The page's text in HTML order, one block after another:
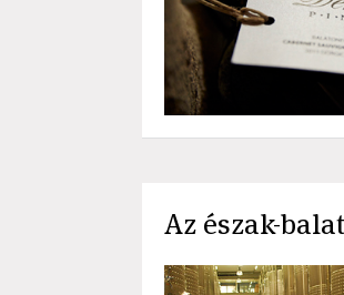
Az észak-